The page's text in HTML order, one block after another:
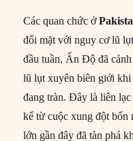
Các quan chức ở
đối mặt với nguy cơ lũ
đầu tuần, Ấn Độ đã
lũ lụt xuyên biên giới
đang tràn. Đây là liên
kể từ cuộc xung đột bốn
lớn gần đây đã tàn phá